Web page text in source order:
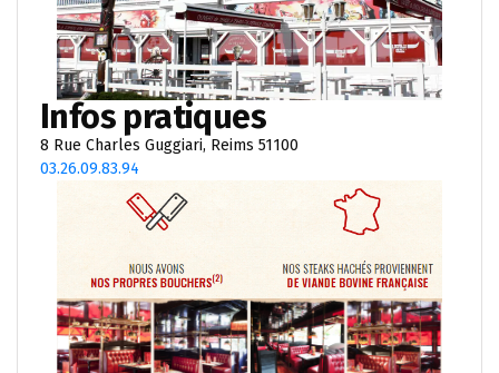
Infos pratiques
8 Rue Charles Guggiari, Reims 51100
03.26.09.83.94